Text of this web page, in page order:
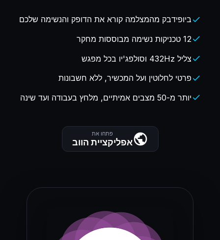
check ביופידבק מהמצלמה קורא את הדופק והנשימה שלכם
check 12 טכניקות נשימה מבוססות מחקר
check צליל 432Hz וסולפג'יו בכל מפגש
check פרטי לחלוטין ועל המכשיר, ללא חשבונות
check יותר מ-50 מצבים אמיתיים, מלחץ בעבודה ועד שינה
פתחו את
אפליקציית הווב